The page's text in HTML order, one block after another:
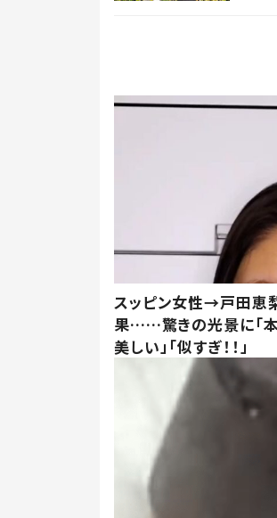
スッピン女性→戸田恵
果……驚きの光景に「本
美しい」「似すぎ！！」